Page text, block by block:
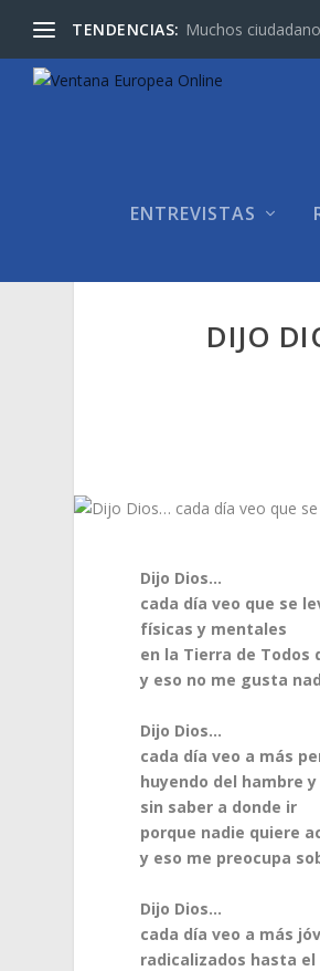
TENDENCIAS: Muchos
ENTREVISTAS
DIJO
Dijo Dios…
cada día veo que se
físicas y mentales
en la Tierra de Todos
y eso no me gusta
Dijo Dios…
cada día veo a más
huyendo del hambre
sin saber a donde ir
porque nadie quiere
y eso me preocupa
Dijo Dios…
cada día veo a más
radicalizados hasta